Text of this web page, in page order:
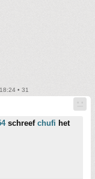
• 31
schreef chufi het